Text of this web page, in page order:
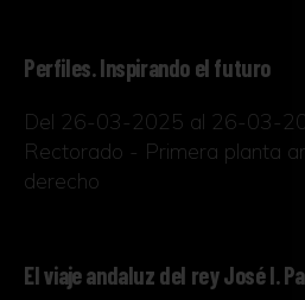
Perfiles. Inspirando el futuro
Del 26-03-2025 al 26-03-
Rectorado - Primera planta
derecho
El viaje andaluz del rey José I.